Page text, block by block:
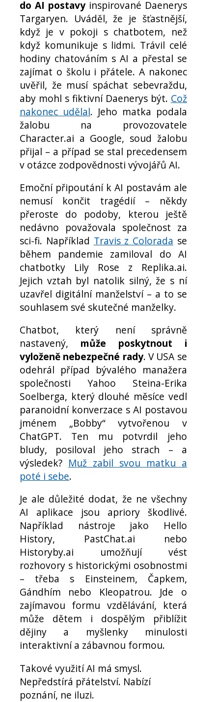
do AI postavyinspirované Daenerys
Targaryen. Uváděl, že je šťastnější,
když je v pokoji s chatbotem, než
když komunikuje s lidmi. Trávil celé
hodiny chatováním s AI a přestal se
zajímat o školu i přátele. A nakonec
uvěřil, že musí spáchat sebevraždu,
aby mohl s fiktivní Daenerys být. Což
nakonec udělal. Jeho matka podala
žalobu na provozovatele
Character.ai a Google, soud žalobu
přijal – a případ se stal precedensem
v otázce zodpovědnosti vývojářů AI.
Emoční připoutání k AI postavám ale
nemusí končit tragédií – někdy
přeroste do podoby, kterou ještě
nedávno považovala společnost za
sci-fi. Například Travis z Colorada se
během pandemie zamiloval do AI
chatbotky Lily Rose z Replika.ai.
Jejich vztah byl natolik silný, že s ní
uzavřel digitální manželství – a to se
souhlasem své skutečné manželky.
Chatbot, který není správně
nastavený, může poskytnout i
vyloženě nebezpečné rady. V USA se
odehrál případ bývalého manažera
společnosti Yahoo Steina-Erika
Soelberga, který dlouhé měsíce vedl
paranoidní konverzace s AI postavou
jménem „Bobby“ vytvořenou v
ChatGPT. Ten mu potvrdil jeho
bludy, posiloval jeho strach – a
výsledek? Muž zabil svou matku a
poté i sebe.
Je ale důležité dodat, že ne všechny
AI aplikace jsou apriory škodlivé.
Například nástroje jako Hello
History, PastChat.ai nebo
Historyby.ai umožňují vést
rozhovory s historickými osobnostmi
– třeba s Einsteinem, Čapkem,
Gándhím nebo Kleopatrou. Jde o
zajímavou formu vzdělávání, která
může dětem i dospělým přiblížit
dějiny a myšlenky minulosti
interaktivní a zábavnou formou.
Takové využití AI má smysl.
Nepředstírá přátelství. Nabízí
poznání, ne iluzi.